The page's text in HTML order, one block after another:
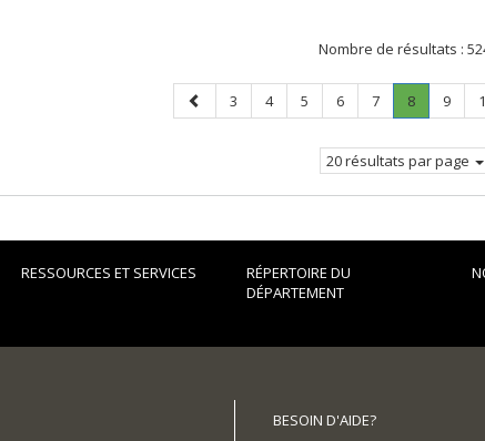
Nombre de résultats :
Page
précédente
Page
3 Page
4 Page
5 Page
6 Page
7 Page
8.
Page
Page
9
20 résultats par page
RESSOURCES ET SERVICES
RÉPERTOIRE DU
DÉPARTEMENT
BESOIN D'AIDE?